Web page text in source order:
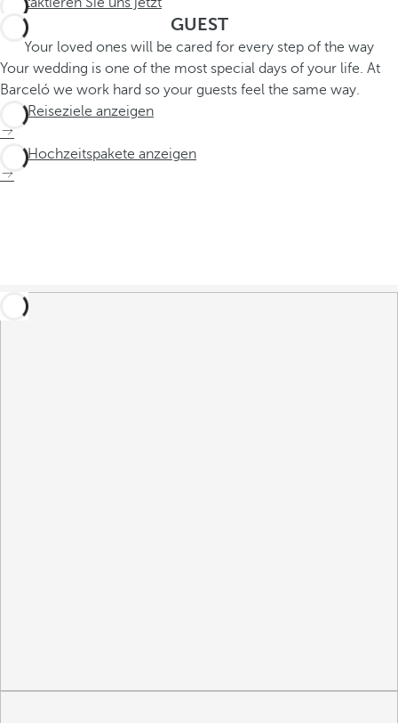
GUEST
Your loved ones will be cared for every step of the way
Your wedding is one of the most special days of your life. At
Barceló we work hard so your guests feel the same way.
Alle Reiseziele anzeigen
Alle Hochzeitspakete anzeigen